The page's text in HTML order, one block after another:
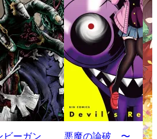
ビーガン 悪魔の論破 〜